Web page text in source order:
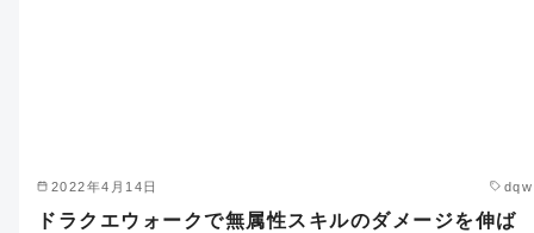
2022年4月14日 dqw
ドラクエウォークで無属性スキルのダメージを伸ば